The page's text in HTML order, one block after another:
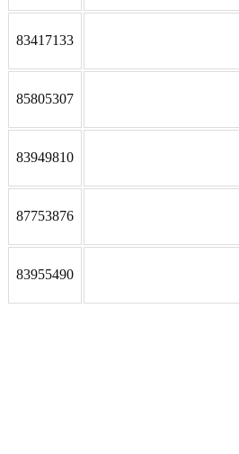
83417133
85805307
83949810
87753876
83955490